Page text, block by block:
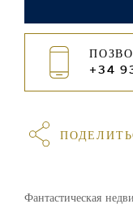
+34
Фантастическая